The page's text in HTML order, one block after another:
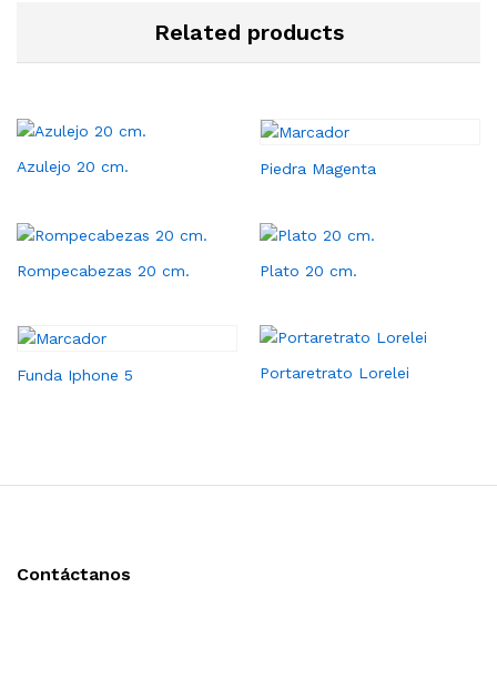
Related products
Azulejo 20 cm. Piedra Magenta
Rompecabezas 20 cm. Plato 20 cm.
Funda Iphone 5 Portaretrato Lorelei
Contáctanos